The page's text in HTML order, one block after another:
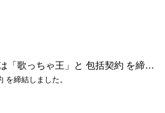
ライバー事務所DAG は「歌っちゃ王」と 包括契約 を締結しました
を締結しました。